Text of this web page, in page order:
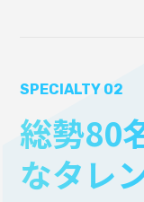
SPECIALTY 02
総勢80
なタレ